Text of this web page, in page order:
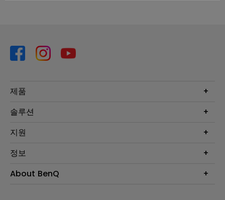
제품
프로젝터
조명
솔루션
Eye-Care 모니터
e스포츠
비즈니스 디스플레이
지원
문의
서비스센터
정보
프로젝터 거리계산기
About BenQ